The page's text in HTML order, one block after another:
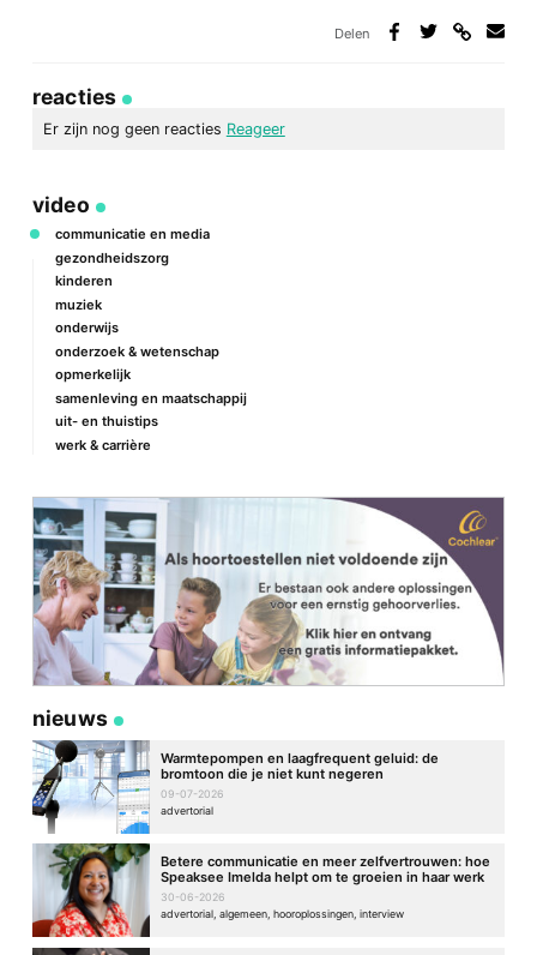
Delen
reacties
Er zijn nog geen reacties Reageer
Je e-mailadres wordt niet gepubliceerd.
gemarkeerd met*
Reactie
E-mail *
Site
video
communicatie en media
gezondheidszorg
kinderen
muziek
onderwijs
onderzoek & wetenschap
opmerkelijk
samenleving en maatschappij
uit- en thuistips
werk & carrière
nieuws
Warmtepompen en laagfrequent geluid: de
bromtoon die je niet kunt negeren
09-07-2026
advertorial
Betere communicatie en meer zelfvertrouwen: hoe
Speaksee Imelda helpt om te groeien in haar werk
30-06-2026
advertorial, algemeen, hooroplossingen, interview